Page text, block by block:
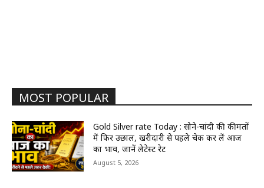
MOST POPULAR
Gold Silver rate Today : सोने-चांदी की कीमतों
में फिर उछाल, खरीदारी से पहले चेक कर लें आज
का भाव, जानें लेटेस्ट रेट
August 5, 2026